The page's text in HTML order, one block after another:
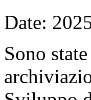
Date:
Sono